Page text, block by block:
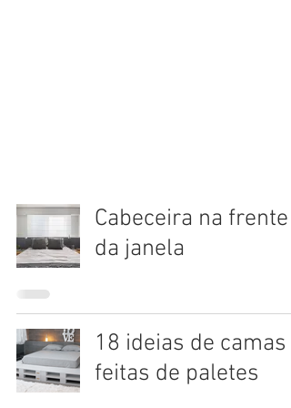
Cabeceira na frente
da janela
18 ideias de camas
feitas de paletes